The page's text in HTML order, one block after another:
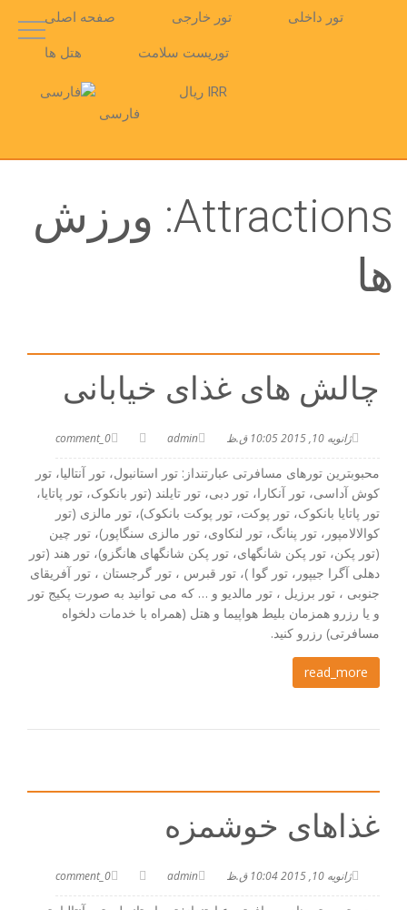
صفحه اصلی تور خارجی تور داخلی
هتل ها توریست سلامت
فارسی
IRR ریال
Attractions: ورزش
ها
چالش های غذای خیابانی
ژانویه 10, 2015 10:05 ق.ظ admin
0_comment
محبوبترین تورهای مسافرتی عبارتنداز: تور استانبول، تور آنتالیا، تور
کوش آداسی، تور آنکارا، تور دبی، تور تایلند (تور بانکوک، تور پاتایا،
تور پاتایا بانکوک، تور پوکت، تور پوکت بانکوک)، تور مالزی (تور
کوالالامپور، تور پنانگ، تور لنکاوی، تور مالزی سنگاپور)، تور چین
(تور پکن، تور پکن شانگهای، تور پکن شانگهای هانگزو)، تور هند (تور
دهلی آگرا جیپور، تور گوا )، تور قبرس ، تور گرجستان ، تور آفریقای
جنوبی ، تور برزیل ، تور مالدیو و … که می توانید به صورت پکیج تور
و یا رزرو همزمان بلیط هواپیما و هتل (همراه با خدمات دلخواه
مسافرتی) رزرو کنید.
read_more
غذاهای خوشمزه
ژانویه 10, 2015 10:04 ق.ظ admin
0_comment